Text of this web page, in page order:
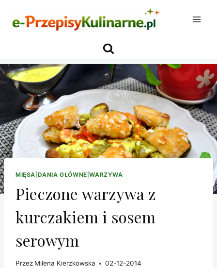
MIĘSA DANIA GŁÓWNE |WARZYWA
Pieczone warzywa z
kurczakiem i sosem
serowym
Przez Milena Kierzkowska 02-12-2014